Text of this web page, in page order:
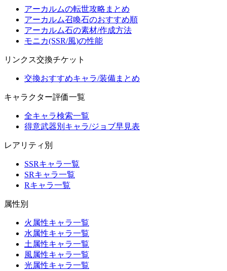
アーカルムの転世攻略まとめ
アーカルム召喚石のおすすめ順
アーカルム石の素材/作成方法
モニカ(SSR/風)の性能
リンクス交換チケット
交換おすすめキャラ/装備まとめ
キャラクター評価一覧
全キャラ検索一覧
得意武器別キャラ/ジョブ早見表
レアリティ別
SSRキャラ一覧
SRキャラ一覧
Rキャラ一覧
属性別
火属性キャラ一覧
水属性キャラ一覧
土属性キャラ一覧
風属性キャラ一覧
光属性キャラ一覧